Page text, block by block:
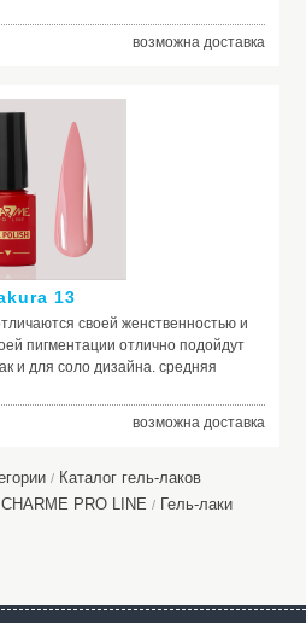
палитра оттенков в стиле
возможна доставка
13
своей женственностью и
пигментации отлично подойдут
и для соло дизайна. средняя
палитра оттенков в стиле
возможна доставка
/ Каталог гель-лаков
PRO LINE / Гель-лаки